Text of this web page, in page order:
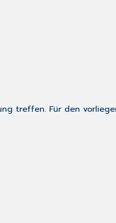
treffen. Für den